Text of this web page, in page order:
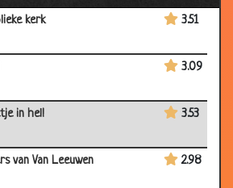
kerk 3.51
3.09
in hel! 3.53
van Van Leeuwen 2.98